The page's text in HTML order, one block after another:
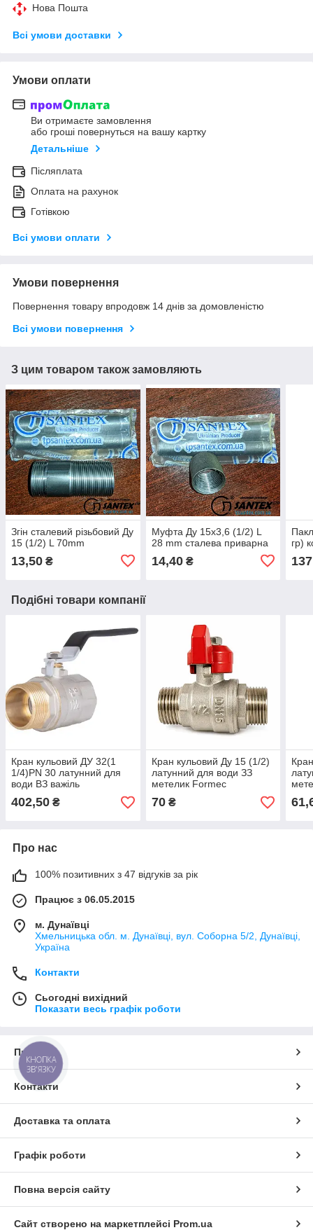
Нова Пошта
Всі умови доставки
Умови оплати
Ви отримаєте замовлення
або гроші повернуться на вашу картку
Детальніше
Післяплата
Оплата на рахунок
Готівкою
Всі умови оплати
Умови повернення
Повернення товару впродовж 14 днів за домовленістю
Всі умови повернення
З цим товаром також замовляють
Згін сталевий різьбовий Ду
15 (1/2) L 70mm
13,50 ₴
Муфта Ду 15х3,6 (1/2) L
28 mm сталева приварна
14,40₴
гр)
Подібні товари компанії
Кран кульовий ДУ 32(1
1/4)PN 30 латунний для
води ВЗ важіль
402,50 ₴
Кран кульовий Ду 15 (1/2)
латунний для води ЗЗ
метелик Formec
70₴
Про нас
100% позитивних з 47 відгуків за рік
Працює з 06.05.2015
м. Дунаївці
Хмельницька обл. м. Дунаївці, вул. Соборна 5/2, Дунаївці,
Україна
Контакти
Сьогодні вихідний
Показати весь графік роботи
Про нас
Контакти
Доставка та оплата
Графік роботи
Повна версія сайту
Сайт створено на маркетплейсі Prom.ua
КНОПКА
ЗВ'ЯЗКУ